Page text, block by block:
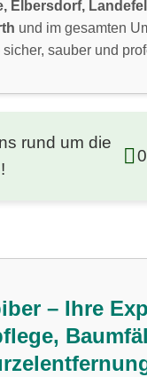
Elbersdorf,
und im gesamten
sicher, sauber und
rund um die
– Ihre